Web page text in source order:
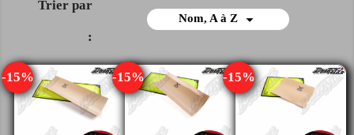
Trier par
:
Nom, A à Z 
-15% -15% -15%